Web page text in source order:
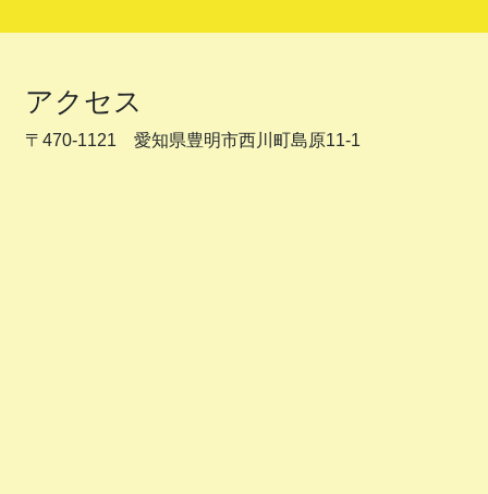
アクセス
〒470-1121 愛知県豊明市西川町島原11-1